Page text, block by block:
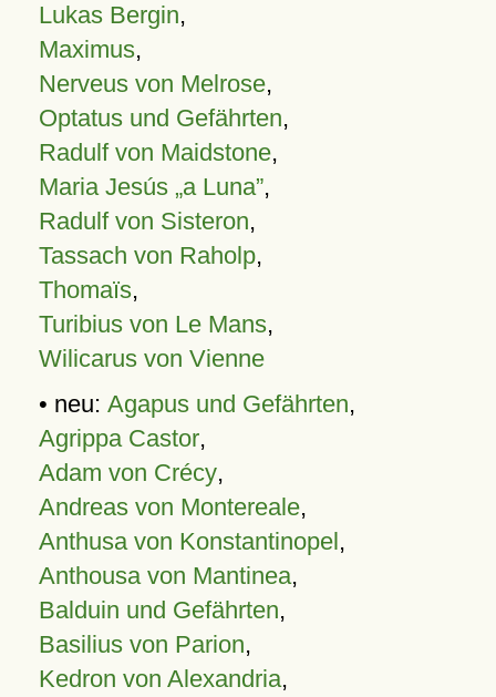
Lukas Bergin,
Maximus,
Nerveus von Melrose,
Optatus und Gefährten,
Radulf von Maidstone,
Maria Jesús „a Luna”,
Radulf von Sisteron,
Tassach von Raholp,
Thomaïs,
Turibius von Le Mans,
Wilicarus von Vienne
• neu: Agapus und Gefährten,
Agrippa Castor,
Adam von Crécy,
Andreas von Montereale,
Anthusa von Konstantinopel,
Anthousa von Mantinea,
Balduin und Gefährten,
Basilius von Parion,
Kedron von Alexandria,